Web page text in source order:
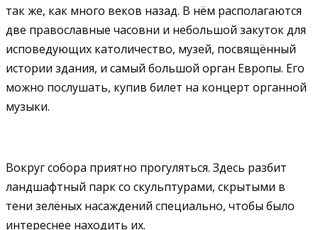
так же, как много веков назад. В нём располагаются
две православные часовни и небольшой закуток для
исповедующих католичество, музей, посвящённый
истории здания, и самый большой орган Европы. Его
можно послушать, купив билет на концерт органной
музыки.
Вокруг собора приятно прогуляться. Здесь разбит
ландшафтный парк со скульптурами, скрытыми в
тени зелёных насаждений специально, чтобы было
интереснее находить их.